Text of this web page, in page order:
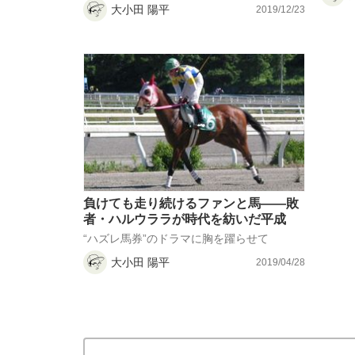
大小田 陽平
2019/12/23
負けても走り続けるファンと馬――敗
者・ハルウララが時代を紡いだ平成
“ハズレ馬券”のドラマに胸を躍らせて
大小田 陽平
2019/04/28